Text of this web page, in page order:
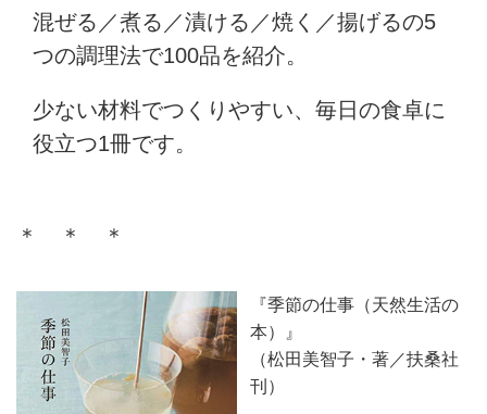
混ぜる／煮る／漬ける／焼く／揚げるの5
つの調理法で100品を紹介。
少ない材料でつくりやすい、毎日の食卓に
役立つ1冊です。
＊ ＊ ＊
『季節の仕事（天然生活の
本）』
（松田美智子・著／扶桑社
刊）